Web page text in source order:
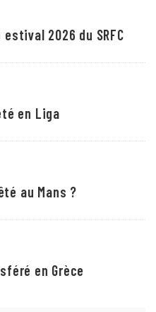
2026 du SRFC
en Liga
au Mans ?
en Grèce